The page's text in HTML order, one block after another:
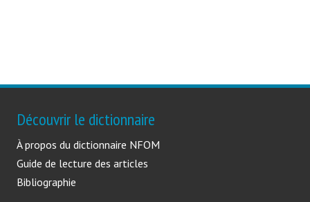
Découvrir le dictionnaire
À propos du dictionnaire NFOM
Guide de lecture des articles
Bibliographie